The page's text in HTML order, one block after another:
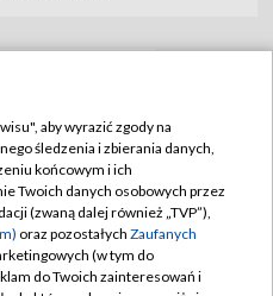
TVP
TVP
TVP
zgody
reklamy
aby wyrazić zgody na
śledzenia i zbierania danych,
końcowym i ich
Twoich danych osobowych przez
(zwaną dalej również „TVP”),
oraz pozostałych Zaufanych
(w tym do
do Twoich zainteresowań i